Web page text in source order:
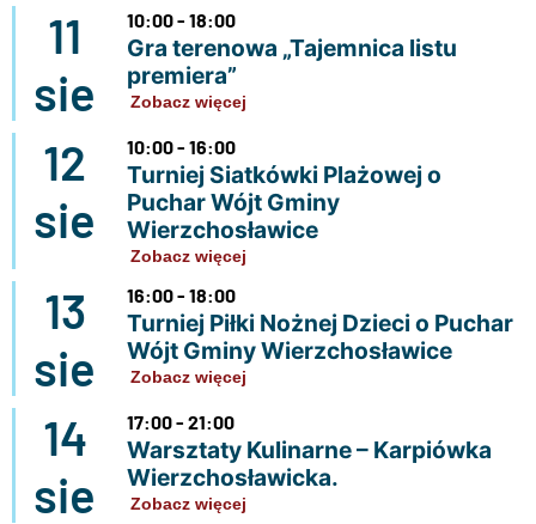
11
sie
10:00 - 18:00
Gra terenowa „Tajemnica listu
premiera”
Zobacz więcej
12
sie
10:00 - 16:00
Turniej Siatkówki Plażowej o
Puchar Wójt Gminy
Wierzchosławice
Zobacz więcej
13
sie
16:00 - 18:00
Turniej Piłki Nożnej Dzieci o Puchar
Wójt Gminy Wierzchosławice
Zobacz więcej
14
sie
17:00 - 21:00
Warsztaty Kulinarne – Karpiówka
Wierzchosławicka.
Zobacz więcej